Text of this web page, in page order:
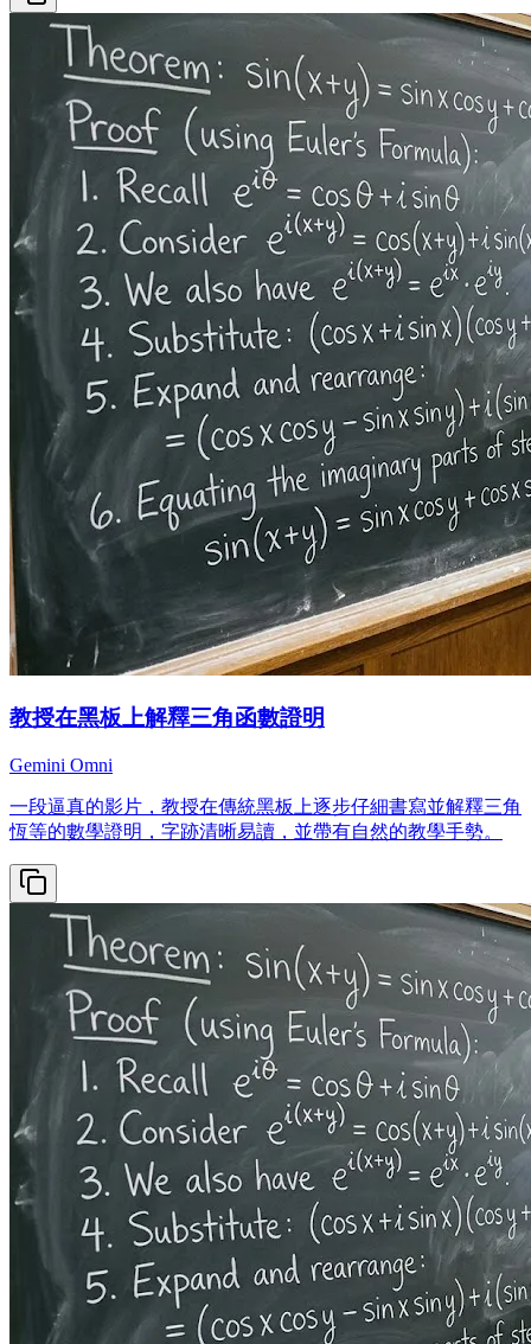
教授在黑板上解釋三角函數證明
Gemini Omni
一段逼真的影片，教授在傳統黑板上逐步仔細書寫並解釋三角
恆等的數學證明，字跡清晰易讀，並帶有自然的教學手勢。